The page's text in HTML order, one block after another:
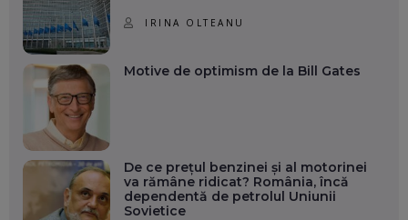
IRINA OLTEANU
Motive de optimism de la Bill Gates
De ce prețul benzinei și al motorinei
va rămâne ridicat? România, încă
dependentă de petrolul Uniunii
Sovietice